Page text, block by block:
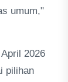
umum,"
2026
pilihan